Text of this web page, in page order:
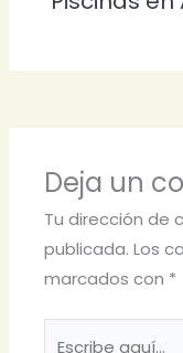
Deja un
Tu dirección de
publicada. Los
marcados con *